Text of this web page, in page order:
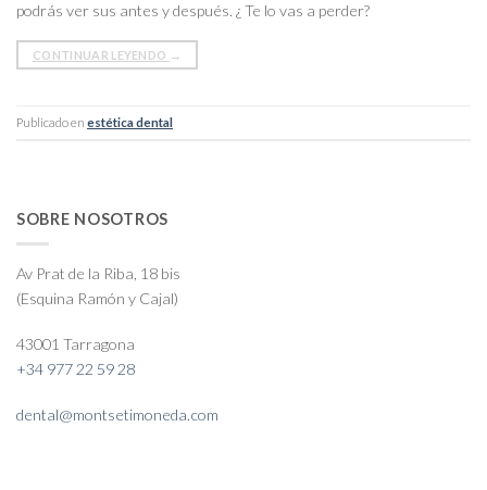
podrás ver sus antes y después. ¿ Te lo vas a perder?
CONTINUAR LEYENDO →
Publicado en estética dental
SOBRE NOSOTROS
Av Prat de la Riba, 18 bis
(Esquina Ramón y Cajal)
43001 Tarragona
+34 977 22 59 28
dental@montsetimoneda.com